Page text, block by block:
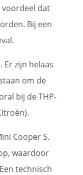
dat
Bij een
Er zijn helaas
om de
bij de THP-
Cooper S.
waardoor
technisch